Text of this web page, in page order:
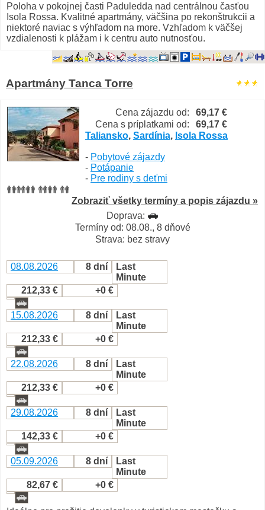
Poloha v pokojnej časti Paduledda nad centrálnou časťou
Isola Rossa. Kvalitné apartmány, väčšina po rekonštrukcii a
niektoré naviac s výhľadom na more. Vzhľadom k väčšej
vzdialenosti k plážam i k centru auto nutnosťou.
Apartmány Tanca Torre
Cena zájazdu od:
69,17 €
Cena s príplatkami od:
69,17 €
Taliansko, Sardínia, Isola Rossa
- Pobytové zájazdy
- Potápanie
- Pre rodiny s deťmi
Zobraziť všetky termíny a popis zájazdu »
Doprava:
Termíny od: 08.08., 8 dňové
Strava: bez stravy
08.08.2026 8 dní
Last
Minute
212,33 €
+0 €
15.08.2026 8 dní
Last
Minute
212,33 €
+0 €
22.08.2026 8 dní
Last
Minute
212,33 €
+0 €
29.08.2026 8 dní
Last
Minute
142,33 €
+0 €
05.09.2026 8 dní
Last
Minute
82,67 €
+0 €